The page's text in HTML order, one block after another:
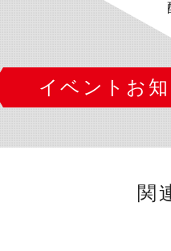
イベントお
関